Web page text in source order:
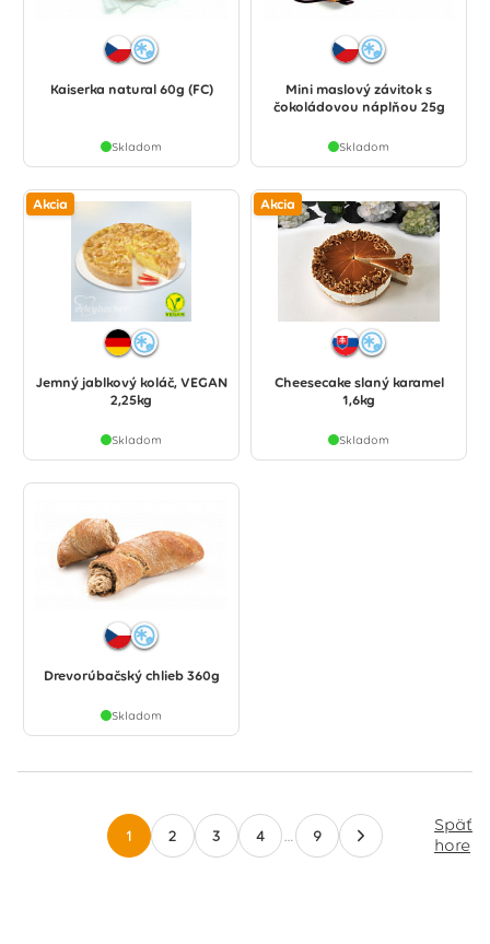
Kaiserka natural 60g (FC)
Skladom
Mini maslový závitok s
čokoládovou náplňou 25g
Skladom
Akcia
Jemný jablkový koláč, VEGAN
2,25kg
Skladom
Akcia
Cheesecake slaný karamel
1,6kg
Skladom
Drevorúbačský chlieb 360g
Skladom
1 2 3 4 … 9
Späť
hore